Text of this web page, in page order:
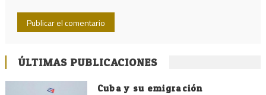
ÚLTIMAS PUBLICACIONES
Cuba y su emigración